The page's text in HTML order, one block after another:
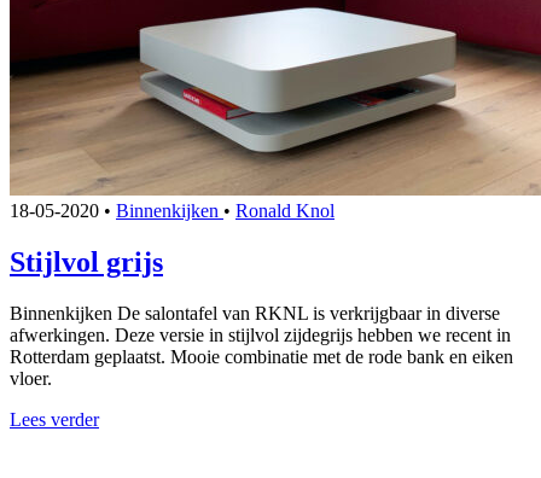
18-05-2020 • Binnenkijken • Ronald Knol
Stijlvol grijs
Binnenkijken De salontafel van RKNL is verkrijgbaar in diverse
afwerkingen. Deze versie in stijlvol zijdegrijs hebben we recent in
Rotterdam geplaatst. Mooie combinatie met de rode bank en eiken
vloer.
Lees verder